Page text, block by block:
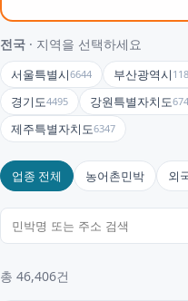
전국 · 지역을 선택하세요
서울특별시6644 부산광역시
경기도4495 강원특별자치도
제주특별자치도6347
업종 전체 농어촌민박 외
총 46,406건